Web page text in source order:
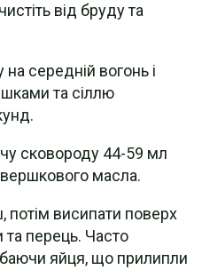
від бруду та
середній вогонь і
та сіллю
сковороду 44-59 мл
масла.
потім висипати поверх
та перець. Часто
яйця, що прилипли